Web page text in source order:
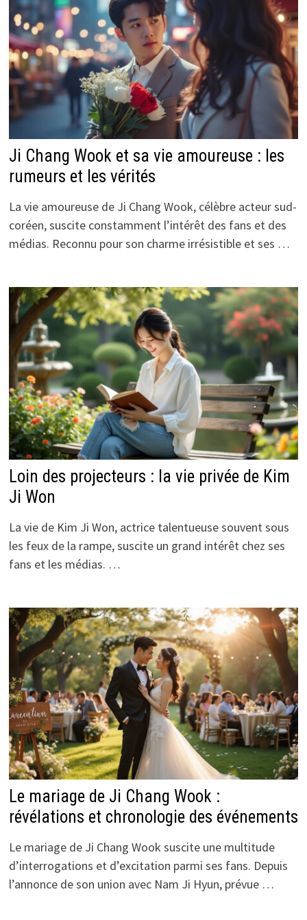
Ji Chang Wook et sa vie amoureuse : les
rumeurs et les vérités
La vie amoureuse de Ji Chang Wook, célèbre acteur sud-
coréen, suscite constamment l’intérêt des fans et des
médias. Reconnu pour son charme irrésistible et ses …
Loin des projecteurs : la vie privée de Kim
Ji Won
La vie de Kim Ji Won, actrice talentueuse souvent sous
les feux de la rampe, suscite un grand intérêt chez ses
fans et les médias. …
Le mariage de Ji Chang Wook :
révélations et chronologie des événements
Le mariage de Ji Chang Wook suscite une multitude
d’interrogations et d’excitation parmi ses fans. Depuis
l’annonce de son union avec Nam Ji Hyun, prévue …